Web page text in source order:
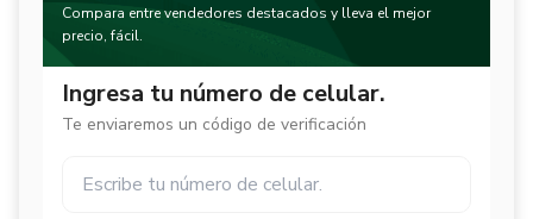
Compara entre vendedores destacados y lleva el mejor
precio, fácil.
Ingresa tu número de celular.
Te enviaremos un código de verificación